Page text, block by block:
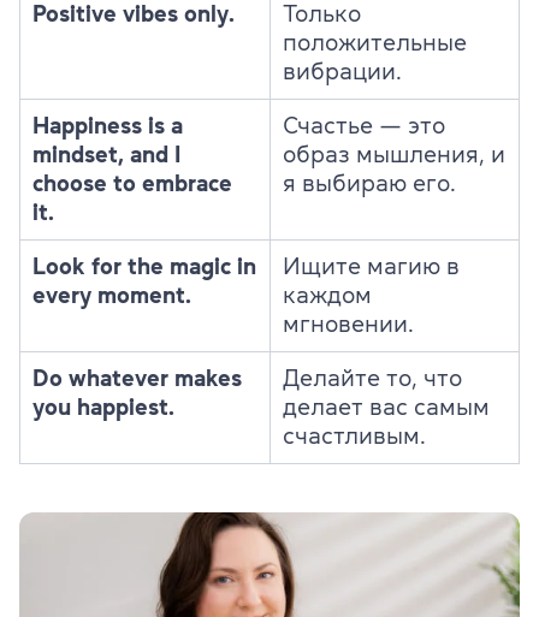
Positive vibes only.
Только
положительные
вибрации.
Happiness is a
mindset, and I
choose to embrace
it.
Счастье — это
образ мышления, и
я выбираю его.
Look for the magic in
every moment.
Ищите магию в
каждом
мгновении.
Do whatever makes
you happiest.
Делайте то, что
делает вас самым
счастливым.